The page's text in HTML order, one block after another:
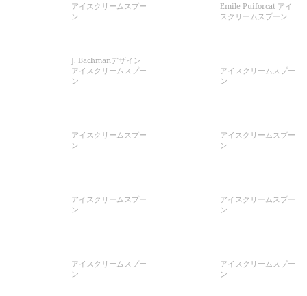
アイスクリームスプー
ン
Emile Puiforcat アイ
スクリームスプーン
J. Bachmanデザイン
アイスクリームスプー
ン
アイスクリームスプー
ン
アイスクリームスプー
ン
アイスクリームスプー
ン
アイスクリームスプー
ン
アイスクリームスプー
ン
アイスクリームスプー
ン
アイスクリームスプー
ン